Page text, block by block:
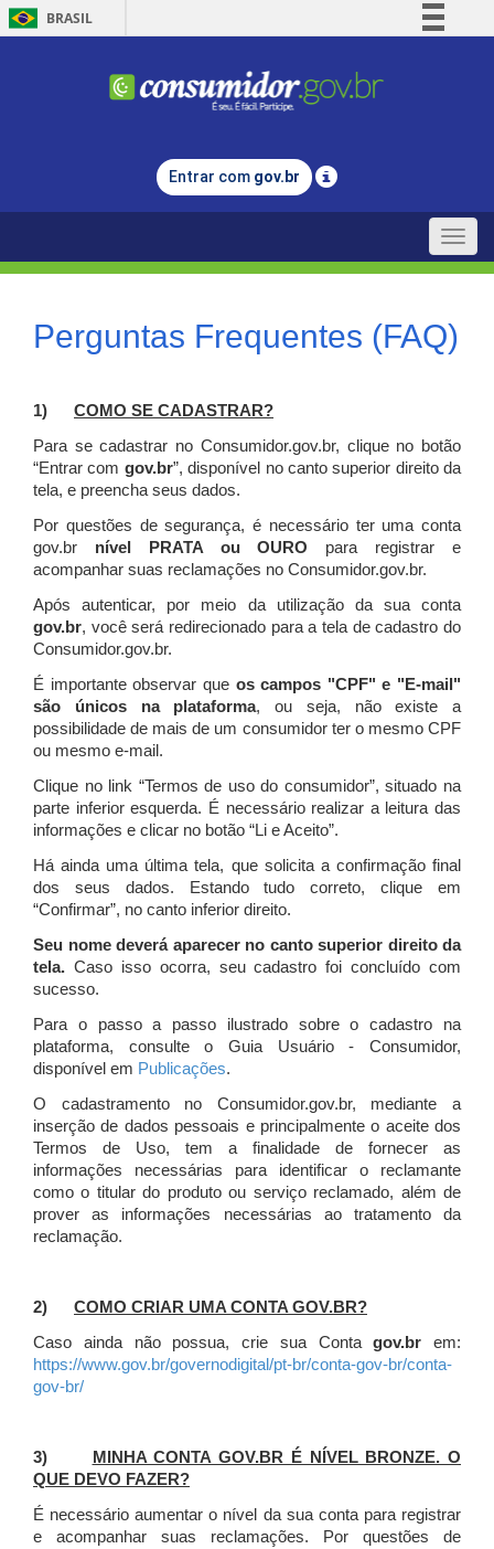
BRASIL
Comunica BR
Legislação
Entrar com gov.br
Toggle
Perguntas Frequentes (FAQ)
1) COMO SE CADASTRAR?
Para se cadastrar no Consumidor.gov.br, clique no botão
“Entrar com gov.br”, disponível no canto superior direito da
tela, e preencha seus dados.
Por questões de segurança, é necessário ter uma conta
gov.br nível PRATA ou OURO para registrar e
acompanhar suas reclamações no Consumidor.gov.br.
Após autenticar, por meio da utilização da sua conta
gov.br, você será redirecionado para a tela de cadastro do
Consumidor.gov.br.
É importante observar que os campos "CPF" e "E-mail"
são únicos na plataforma, ou seja, não existe a
possibilidade de mais de um consumidor ter o mesmo CPF
ou mesmo e-mail.
Clique no link “Termos de uso do consumidor”, situado na
parte inferior esquerda. É necessário realizar a leitura das
informações e clicar no botão “Li e Aceito”.
Há ainda uma última tela, que solicita a confirmação final
dos seus dados. Estando tudo correto, clique em
“Confirmar”, no canto inferior direito.
Seu nome deverá aparecer no canto superior direito da
tela. Caso isso ocorra, seu cadastro foi concluído com
sucesso.
Para o passo a passo ilustrado sobre o cadastro na
plataforma, consulte o Guia Usuário - Consumidor,
disponível em Publicações.
O cadastramento no Consumidor.gov.br, mediante a
inserção de dados pessoais e principalmente o aceite dos
Termos de Uso, tem a finalidade de fornecer as
informações necessárias para identificar o reclamante
como o titular do produto ou serviço reclamado, além de
prover as informações necessárias ao tratamento da
reclamação.
2) COMO CRIAR UMA CONTA GOV.BR?
Caso ainda não possua, crie sua Contagov.br em:
https://www.gov.br/governodigital/pt-br/conta-gov-br/conta-
gov-br/
3)
MINHA CONTA GOV.BR É NÍVEL BRONZE. O
QUE DEVO FAZER?
É necessário aumentar o nível da sua conta para registrar
e acompanhar suas reclamações. Por questões de